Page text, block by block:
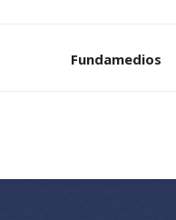
Fundamedios